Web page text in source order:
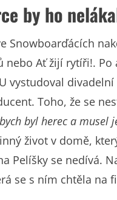
by ho
Snowboarďácích
nebo Ať žijí rytíři!.
vystudoval
Toho, že se
byl herec a musel
život v domě,
Pelíšky se nedívá.
se s ním chtěla na